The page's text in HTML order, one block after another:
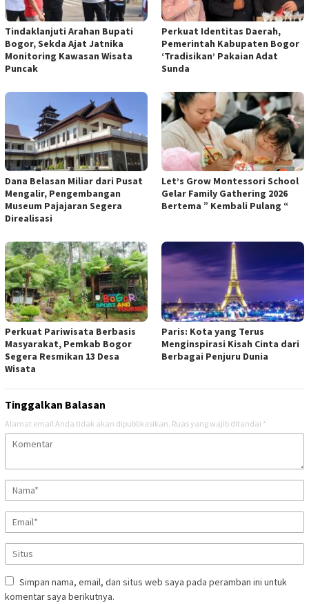
Tindaklanjuti Arahan Bupati
Bogor, Sekda Ajat Jatnika
Monitoring Kawasan Wisata
Puncak
Perkuat Identitas Daerah,
Pemerintah Kabupaten Bogor
‘Tradisikan’ Pakaian Adat
Sunda
Dana Belasan Miliar dari Pusat
Mengalir, Pengembangan
Museum Pajajaran Segera
Direalisasi
Let’s Grow Montessori School
Gelar Family Gathering 2026
Bertema ” Kembali Pulang “
Perkuat Pariwisata Berbasis
Masyarakat, Pemkab Bogor
Segera Resmikan 13 Desa
Wisata
Paris: Kota yang Terus
Menginspirasi Kisah Cinta dari
Berbagai Penjuru Dunia
Tinggalkan Balasan
Alamat email Anda tidak akan dipublikasikan. Ruas yang wajib ditandai *
Simpan nama, email, dan situs web saya pada peramban ini untuk
komentar saya berikutnya.